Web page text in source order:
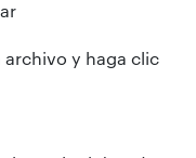
archivo y haga clic